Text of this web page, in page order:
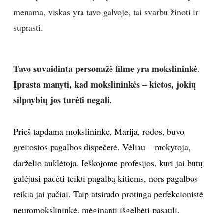
menama, viskas yra tavo galvoje, tai svarbu žinoti ir
suprasti.
Tavo suvaidinta personažė filme yra mokslininkė.
Įprasta manyti, kad mokslininkės – kietos, jokių
silpnybių jos turėti negali.
Prieš tapdama mokslininke, Marija, rodos, buvo
greitosios pagalbos dispečerė. Vėliau – mokytoja,
darželio auklėtoja. Ieškojome profesijos, kuri jai būtų
galėjusi padėti teikti pagalbą kitiems, nors pagalbos
reikia jai pačiai. Taip atsirado protinga perfekcionistė
neuromokslininkė, mėginanti išgelbėti pasaulį,